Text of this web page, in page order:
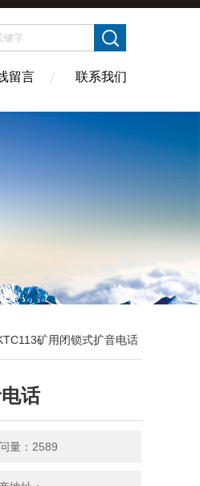
留言 联系我们
矿用闭锁式扩音电话
话
量：2589